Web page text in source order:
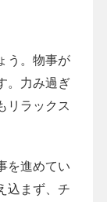
う。物事が
。力み過ぎ
リラックス
を進めてい
込まず、チ